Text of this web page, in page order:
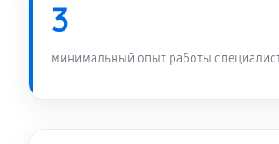
Замена сканера отпечатка
Замена кнопки Home (домой)
3
минимальный опыт работы